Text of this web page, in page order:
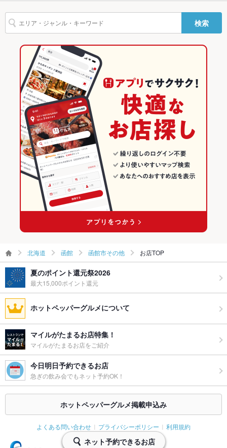
函館 × スイーツ
湯の川駅 × カフェ・スイーツ
湯の川駅 × スイーツ
函館市その他 × スイーツ
北海道
北海道 × カフェ・スイーツ
北海道 × スイーツ
北海道のグルメランキング
北海道のカフェ・スイーツランキング
函館のグルメランキング
函館のカフェ・スイーツランキング
函館市その他のグルメランキング
検索
北海道 函館 函館市その他 お店TOP
夏のポイント還元祭2026
最大15,000ポイント還元
ホットペッパーグルメについて
マイルがたまるお店特集！
マイルがたまるお店をご紹介
今日明日予約できるお店
急ぎの飲み会でもネット予約OK！
ホットペッパーグルメ掲載申込み
よくある問い合わせ プライバシーポリシー 利用規約
ネット予約できるお店